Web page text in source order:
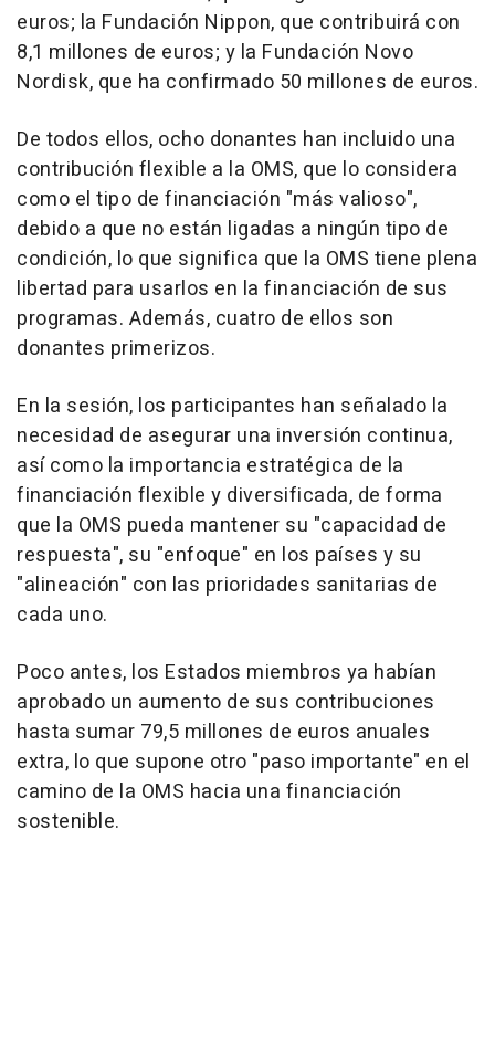
euros; la Fundación Nippon, que contribuirá con
8,1 millones de euros; y la Fundación Novo
Nordisk, que ha confirmado 50 millones de euros.
De todos ellos, ocho donantes han incluido una
contribución flexible a la OMS, que lo considera
como el tipo de financiación "más valioso",
debido a que no están ligadas a ningún tipo de
condición, lo que significa que la OMS tiene plena
libertad para usarlos en la financiación de sus
programas. Además, cuatro de ellos son
donantes primerizos.
En la sesión, los participantes han señalado la
necesidad de asegurar una inversión continua,
así como la importancia estratégica de la
financiación flexible y diversificada, de forma
que la OMS pueda mantener su "capacidad de
respuesta", su "enfoque" en los países y su
"alineación" con las prioridades sanitarias de
cada uno.
Poco antes, los Estados miembros ya habían
aprobado un aumento de sus contribuciones
hasta sumar 79,5 millones de euros anuales
extra, lo que supone otro "paso importante" en el
camino de la OMS hacia una financiación
sostenible.